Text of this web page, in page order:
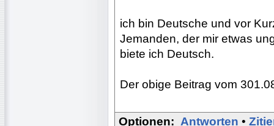
ich bin Deutsche und vor
Jemanden, der mir etwas
biete ich Deutsch.
Der obige Beitrag vom
Optionen: Antworten •